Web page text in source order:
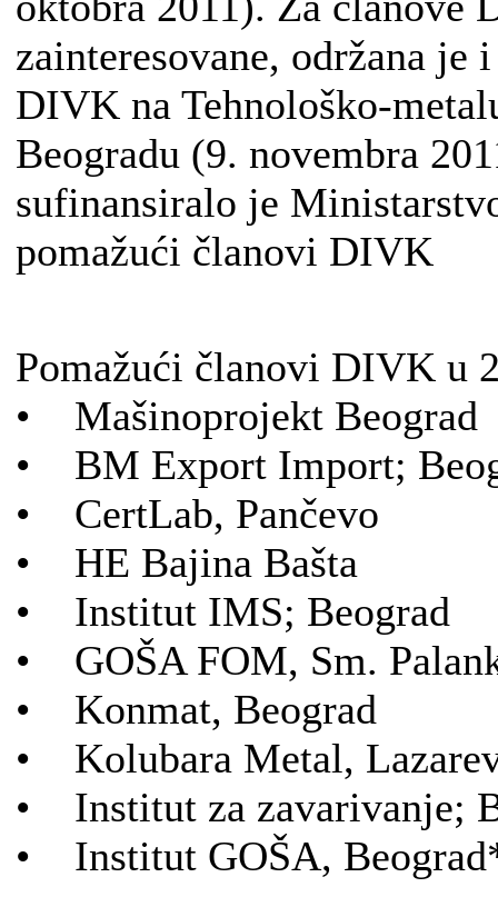
zainteresovane, održana
DIVK na Tehnološko-
Beogradu (9. novembra
sufinansiralo je
pomažući članovi DIVK
Pomažući članovi DIVK u
• Mašinoprojekt Beograd
• BM Export Import;
• CertLab, Pančevo
• HE Bajina Bašta
• Institut IMS; Beograd
• GOŠA FOM, Sm.
• Konmat, Beograd
• Kolubara Metal,
• Institut za zavarivanje;
• Institut GOŠA,